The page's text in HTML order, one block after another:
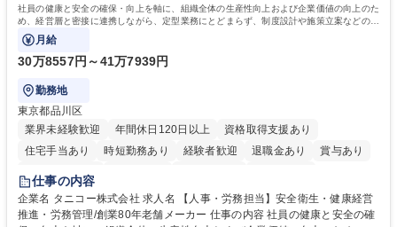
社員の健康と安全の確保・向上を軸に、組織全体の生産性向上および企業価値の向上のた
め、経営層と密接に連携しながら、定型業務にとどまらず、制度設計や施策立案などの上
流工程から関与していただきます。
月給
30万8557円～41万7939円
勤務地
東京都品川区
業界未経験歓迎
年間休日120日以上
資格取得支援あり
住宅手当あり
時短勤務あり 経験者歓迎 退職金あり
賞与あり
完全週休2日制
寮・社宅あり
仕事の内容
企業名 タニコー株式会社 求人名 【人事・労務担当】安全衛生・健康経営
推進・労務管理/創業80年老舗メーカー 仕事の内容 社員の健康と安全の確